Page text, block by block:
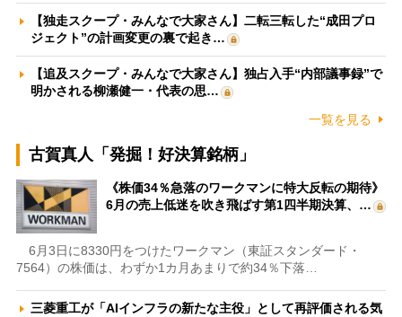
【独走スクープ・みんなで大家さん】二転三転した“成田プロ
ジェクト”の計画変更の裏で起き…
【追及スクープ・みんなで大家さん】独占入手“内部議事録”で
明かされる柳瀬健一・代表の思…
一覧を見る
古賀真人「発掘！好決算銘柄」
《株価34％急落のワークマンに特大反転の期待》
6月の売上低迷を吹き飛ばす第1四半期決算、…
6月3日に8330円をつけたワークマン（東証スタンダード・
7564）の株価は、わずか1カ月あまりで約34％下落…
三菱重工が「AIインフラの新たな主役」として再評価される気